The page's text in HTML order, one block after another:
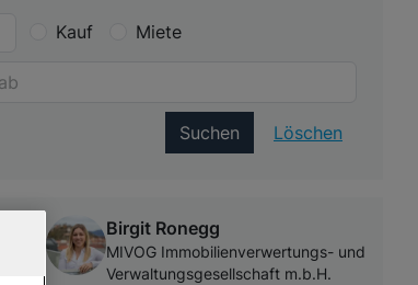
Kauf Miete
Suchen Löschen
Birgit Ronegg
MIVOG Immobilienverwertungs- und
Verwaltungsgesellschaft m.b.H.